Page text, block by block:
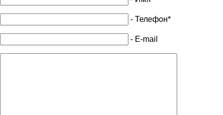
- Телефон*
- E-mail